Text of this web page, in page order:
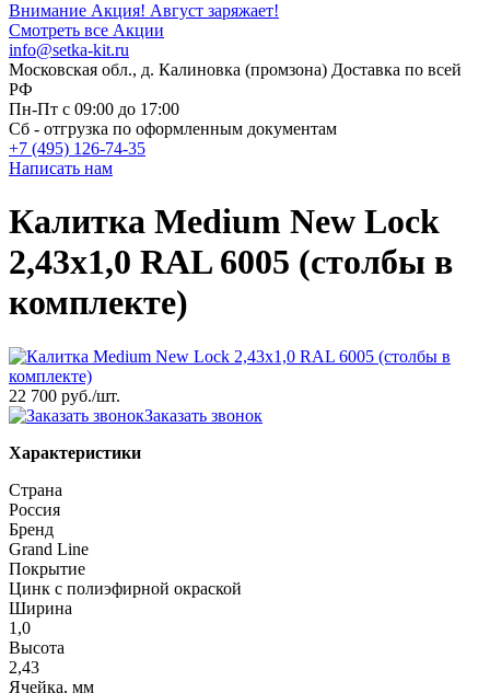
Внимание Акция! Август заряжает!
Смотреть все Акции
info@setka-kit.ru
Московская обл., д. Калиновка (промзона) Доставка по всей
РФ
Пн-Пт с 09:00 до 17:00
Сб - отгрузка по оформленным документам
+7 (495) 126-74-35
Написать нам
Калитка Medium New Lock
2,43х1,0 RAL 6005 (столбы в
комплекте)
22 700 руб./шт.
Заказать звонок
Характеристики
Страна
Россия
Бренд
Grand Line
Покрытие
Цинк с полиэфирной окраской
Ширина
1,0
Высота
2,43
Ячейка, мм